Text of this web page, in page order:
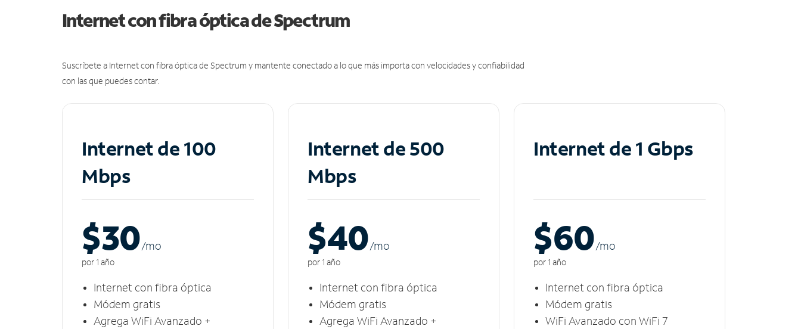
Internet con fibra óptica de Spectrum
Suscríbete a Internet con fibra óptica de Spectrum y mantente conectado a lo que más importa con velocidades y confiabilidad
con las que puedes contar.
Internet de 100
Mbps
$30/mo
por 1 año
Internet con fibra óptica
Módem gratis
Agrega WiFi Avanzado +
Internet de 500
Mbps
$40/mo
por 1 año
Internet con fibra óptica
Módem gratis
Agrega WiFi Avanzado +
Internet de 1 Gbps
$60/mo
por 1 año
Internet con fibra óptica
Módem gratis
WiFi Avanzado con WiFi 7